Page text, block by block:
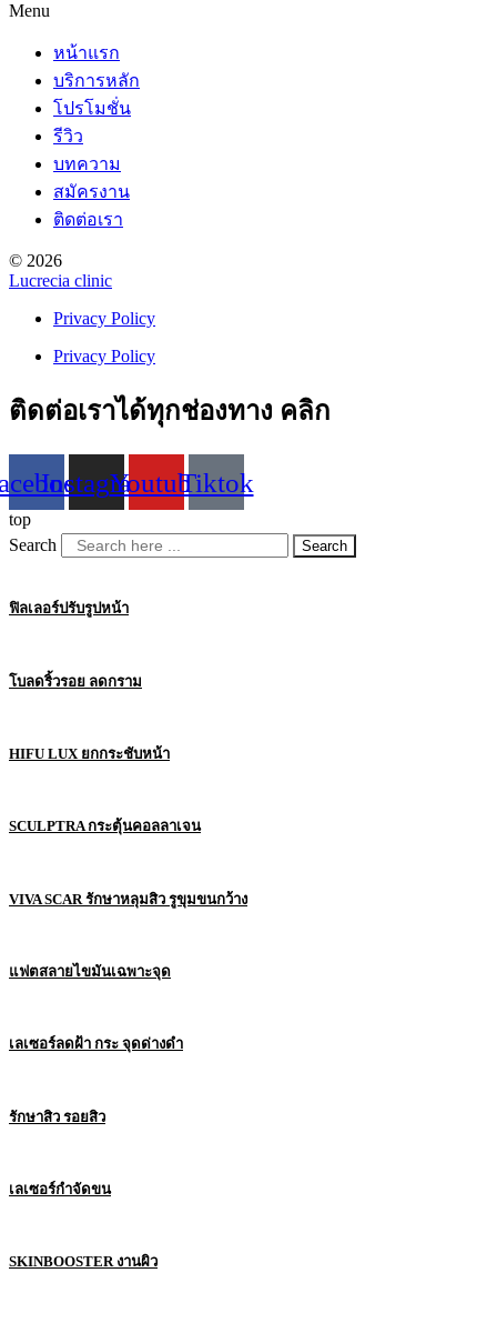
Menu
หน้าแรก
บริการหลัก
โปรโมชั่น
รีวิว
บทความ
สมัครงาน
ติดต่อเรา
© 2026
Lucrecia clinic
Privacy Policy
Privacy Policy
ติดต่อเราได้ทุกช่องทาง คลิก
InstagramYoutubeTiktok
top
Search
Search
ฟิลเลอร์ปรับรูปหน้า
โบลดริ้วรอย ลดกราม
HIFU LUX ยกกระชับหน้า
SCULPTRA กระตุ้นคอลลาเจน
VIVA SCAR รักษาหลุมสิว รูขุมขนกว้าง
แฟตสลายไขมันเฉพาะจุด
เลเซอร์ลดฝ้า กระ จุดด่างดำ
รักษาสิว รอยสิว
เลเซอร์กำจัดขน
SKINBOOSTER งานผิว